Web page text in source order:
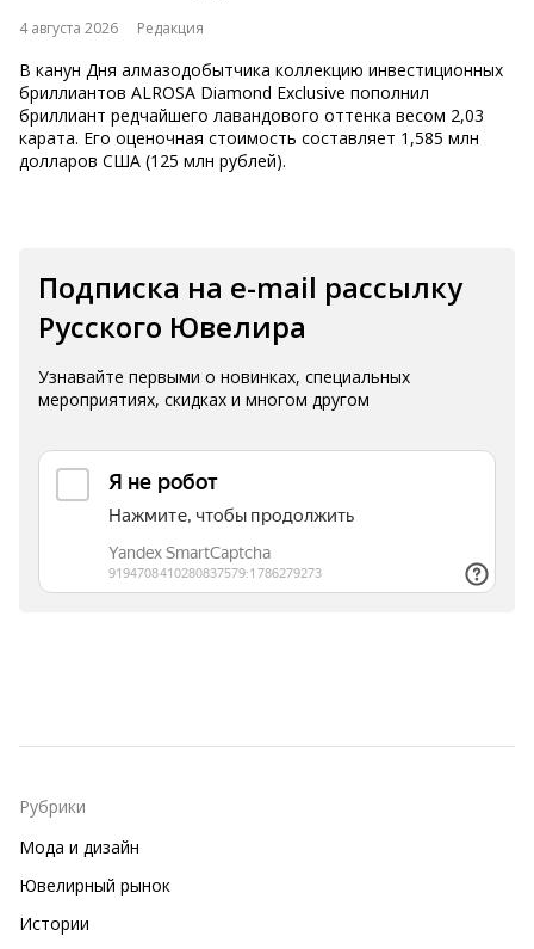
4 августа 2026 Редакция
В канун Дня алмазодобытчика коллекцию инвестиционных
бриллиантов ALROSA Diamond Exclusive пополнил
бриллиант редчайшего лавандового оттенка весом 2,03
карата. Его оценочная стоимость составляет 1,585 млн
долларов США (125 млн рублей).
Подписка на e-mail рассылку
Русского Ювелира
Узнавайте первыми о новинках, специальных
мероприятиях, скидках и многом другом
Рубрики
Мода и дизайн
Ювелирный рынок
Истории